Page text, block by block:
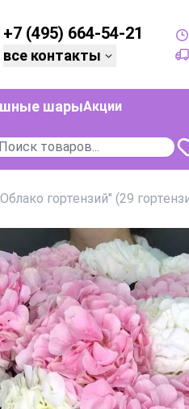
+7 (495) 664-54-21
все контакты
шарыАкции
гортензий" (29